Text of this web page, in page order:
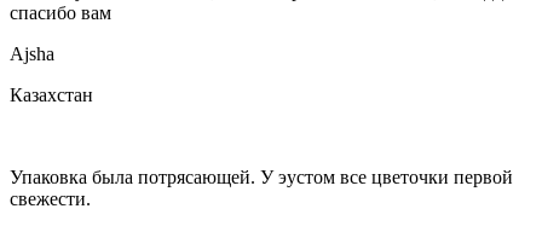
спасибо вам
Ajsha
Казахстан
Упаковка была потрясающей. У эустом все цветочки первой
свежести.